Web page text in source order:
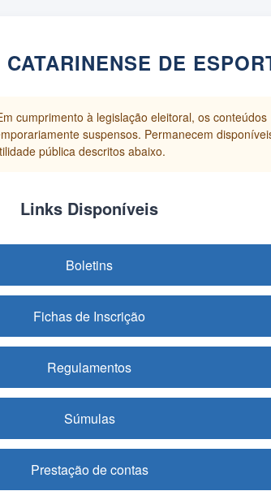
CATARINENSE DE
cumprimento à legislação eleitoral, os conteúdos
suspensos. Permanecem
pública descritos abaixo.
Links Disponíveis
Boletins
Fichas de Inscrição
Regulamentos
Súmulas
Prestação de contas